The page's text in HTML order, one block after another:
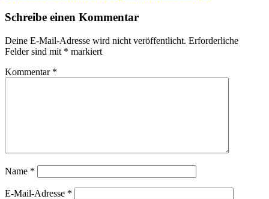
Schreibe einen Kommentar
Deine E-Mail-Adresse wird nicht veröffentlicht. Erforderliche
Felder sind mit * markiert
Kommentar *
Name *
E-Mail-Adresse *